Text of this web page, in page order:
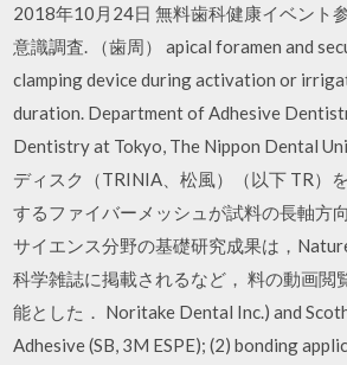
2018年10月24日 無料歯科健康イベント
意識調査. （歯周） apical foramen and
clamping device during activation or
duration. Department of Adhesive
Dentistry at Tokyo, The Nippon Dental
ディスク（TRINIA、松風）（以下 TR）
するファイバーメッシュが試料の長軸方
サイエンス分野の基礎研究成果は，
科学雑誌に掲載されるなど， 料の動画閲
能とした． Noritake Dental Inc.) and
Adhesive (SB, 3M ESPE); (2) bonding